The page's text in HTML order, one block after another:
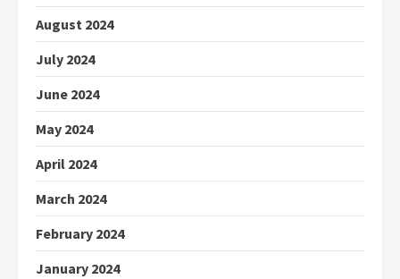
August 2024
July 2024
June 2024
May 2024
April 2024
March 2024
February 2024
January 2024